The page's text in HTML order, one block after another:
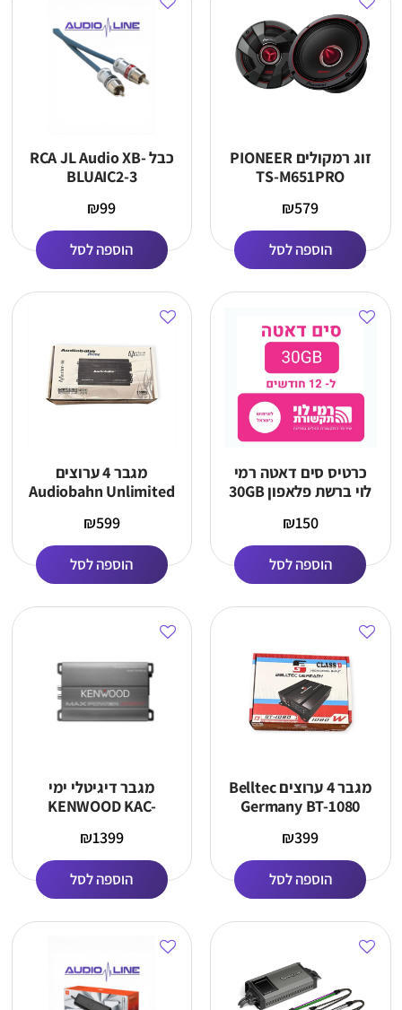
זוג רמקולים PIONEER
TS-M651PRO
₪579
הוספה לסל
כבל RCA JL Audio XB-
BLUAIC2-3
₪99
הוספה לסל
כרטיס סים דאטה רמי
לוי ברשת פלאפון 30GB
₪150
הוספה לסל
מגבר 4 ערוצים
Audiobahn Unlimited
₪599
הוספה לסל
מגבר 4 ערוצים Belltec
Germany BT-1080
₪399
הוספה לסל
מגבר דיגיטלי ימי
KENWOOD KAC-
₪1399
הוספה לסל